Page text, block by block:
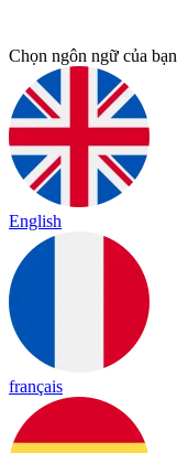
Chọn ngôn ngữ của bạn
English
français